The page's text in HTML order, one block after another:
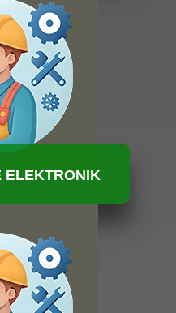
KAMI
ELEKTRONIK
KAMI